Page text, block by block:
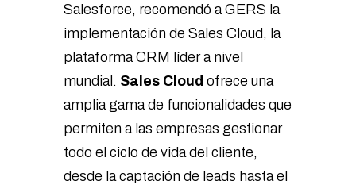
Salesforce, recomendó a GERS la
implementación de Sales Cloud, la
plataforma CRM líder a nivel
mundial. Sales Cloud ofrece una
amplia gama de funcionalidades que
permiten a las empresas gestionar
todo el ciclo de vida del cliente,
desde la captación de leads hasta el